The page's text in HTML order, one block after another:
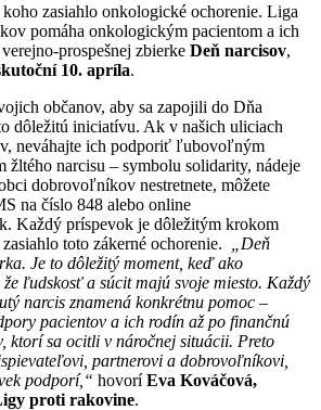
zasiahlo onkologické ochorenie. Liga
pomáha onkologickým pacientom a ich
prospešnej zbierke Deň narcisov,
10. apríla.
občanov, aby sa zapojili do Dňa
dôležitú iniciatívu. Ak v našich uliciach
neváhajte ich podporiť ľubovoľným
žltého narcisu – symbolu solidarity, nádeje
dobrovoľníkov nestretnete, môžete
na číslo 848 alebo online
Každý príspevok je dôležitým krokom
toto zákerné ochorenie.
„Deň
Je to dôležitý moment, keď ako
ľudskosť a súcit majú svoje miesto. Každý
narcis znamená konkrétnu pomoc –
pacientov a ich rodín až po finančnú
ktorí sa ocitli v náročnej situácii. Preto
partnerovi a dobrovoľníkovi,
podporí,“ hovoríEva Kováčová,
proti rakovine.